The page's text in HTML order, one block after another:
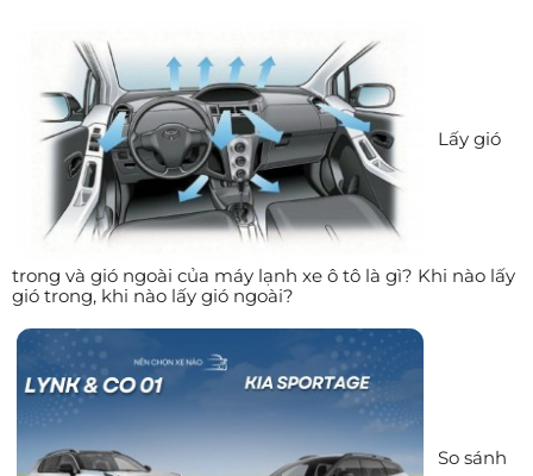
Lấy gió
trong và gió ngoài của máy lạnh xe ô tô là gì? Khi nào lấy
gió trong, khi nào lấy gió ngoài?
So sánh